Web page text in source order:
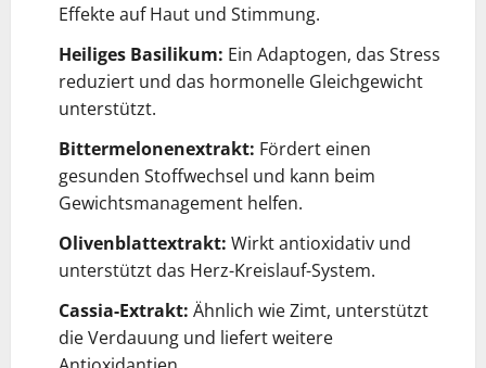
Effekte auf Haut und Stimmung.
Heiliges Basilikum: Ein Adaptogen, das Stress
reduziert und das hormonelle Gleichgewicht
unterstützt.
Bittermelonenextrakt: Fördert einen
gesunden Stoffwechsel und kann beim
Gewichtsmanagement helfen.
Olivenblattextrakt: Wirkt antioxidativ und
unterstützt das Herz-Kreislauf-System.
Cassia-Extrakt: Ähnlich wie Zimt, unterstützt
die Verdauung und liefert weitere